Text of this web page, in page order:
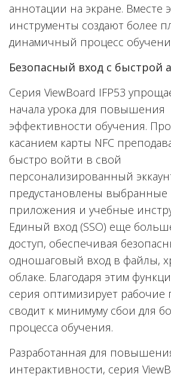
аннотации на экране. Вместе
инструменты создают более
динамичный процесс
Безопасный вход с быстрой
Серия ViewBoard IFP53
начала урока для повышения
эффективности обучения.
касанием карты NFC
быстро войти в свой
персонализированный
предустановлены выбранные
приложения и учебные
Единый вход (SSO) еще
доступ, обеспечивая
одношаговый вход в файлы,
облаке. Благодаря этим
серия оптимизирует рабочие
сводит к минимуму сбои для
процесса обучения.
Разработанная для
интерактивности, серия